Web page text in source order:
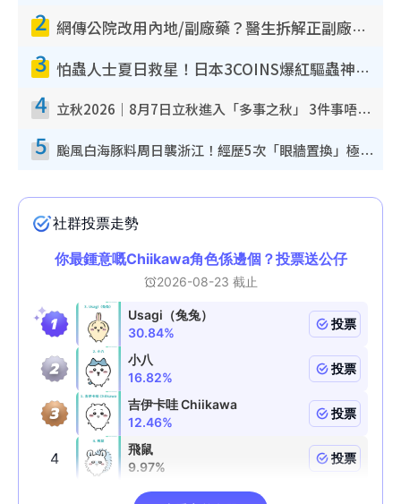
2 網傳公院改用內地/副廠藥？醫生拆解正副廠分別 揭4類人換藥隨時出事
3 怕蟲人士夏日救星！日本3COINS爆紅驅蟲神器$45起 1招「全程免觸碰」輕鬆搞定小強
4 立秋2026｜8月7日立秋進入「多事之秋」 3件事唔做得！專家教6招開運 清枱頭／銀包納氣接好運
5 颱風白海豚料周日襲浙江！經歷5次「眼牆置換」極罕見 成登陸內地最長途颱風